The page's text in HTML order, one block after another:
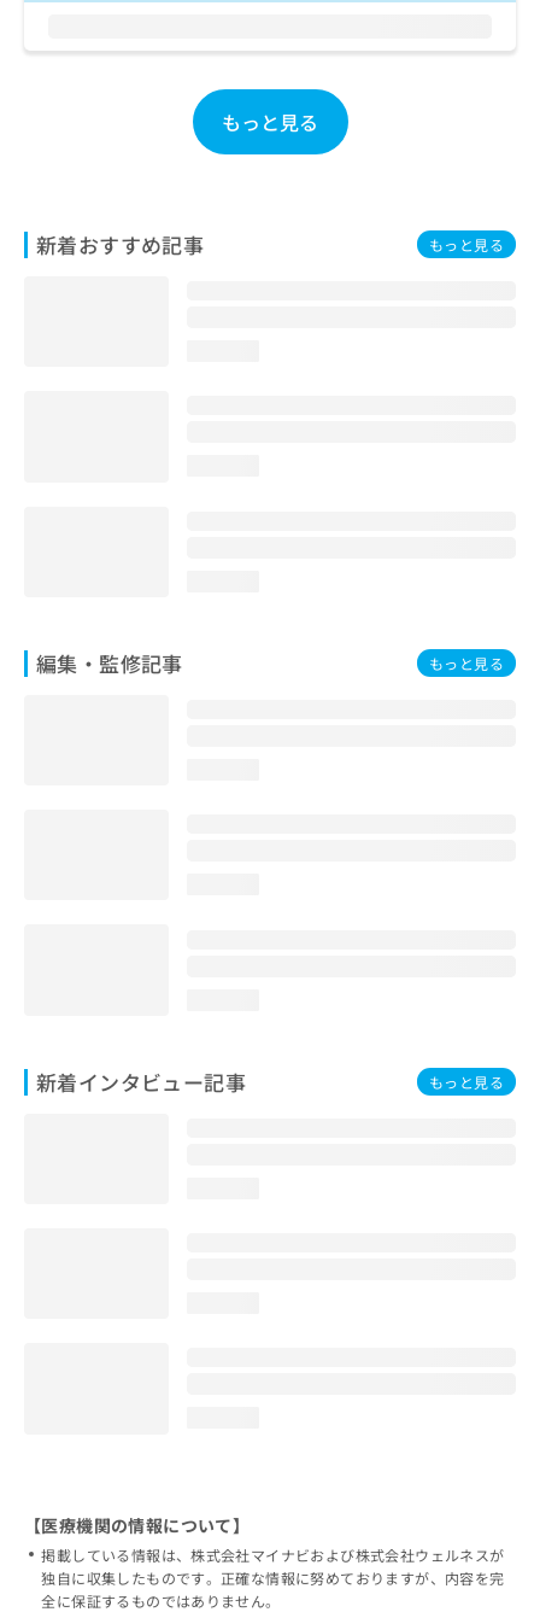
もっと見る
新着おすすめ記事 もっと見る
編集・監修記事 もっと見る
新着インタビュー記事 もっと見る
ら
【医療機関の情報について】
掲載している情報は、株式会社マイナビおよび株式会社ウェルネスが
独自に収集したものです。正確な情報に努めておりますが、内容を完
全に保証するものではありません。